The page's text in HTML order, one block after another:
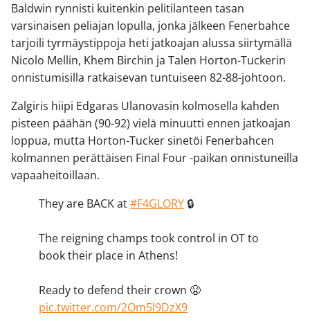
Baldwin rynnisti kuitenkin pelitilanteen tasan
varsinaisen peliajan lopulla, jonka jälkeen Fenerbahce
tarjoili tyrmäystippoja heti jatkoajan alussa siirtymällä
Nicolo Mellin, Khem Birchin ja Talen Horton-Tuckerin
onnistumisilla ratkaisevan tuntuiseen 82-88-johtoon.
Zalgiris hiipi Edgaras Ulanovasin kolmosella kahden
pisteen päähän (90-92) vielä minuutti ennen jatkoajan
loppua, mutta Horton-Tucker sinetöi Fenerbahcen
kolmannen perättäisen Final Four -paikan onnistuneilla
vapaaheitoillaan.
They are BACK at#F4GLORY 🔒
The reigning champs took control in OT to
book their place in Athens!
Ready to defend their crown 😤
pic.twitter.com/2Om5l9DzX9